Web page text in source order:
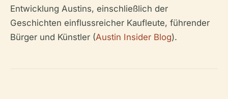
Entwicklung Austins, einschließlich der
Geschichten einflussreicher Kaufleute, führender
Bürger und Künstler (Austin Insider Blog).